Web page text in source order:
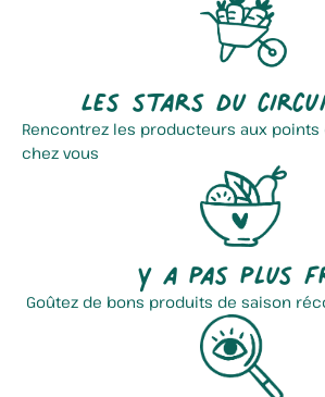
Les stars du
Rencontrez les producteurs aux
chez vous
Y a pas plus
Goûtez de bons produits de saison